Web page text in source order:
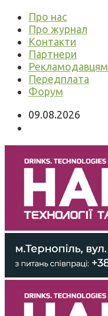
Про нас
Про журнал
Контакти
Партнери
Рекламодавцям
Передплата
Форум
09.08.2026